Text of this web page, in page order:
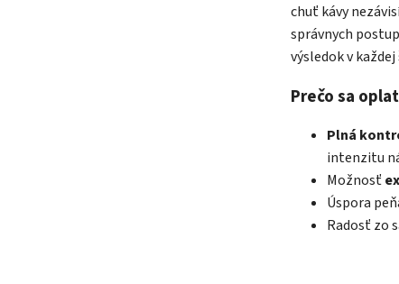
chuť kávy
správnych
výsledok v každej
Prečo sa
Plná
intenzitu
Možnosť
Úspora
Radosť zo